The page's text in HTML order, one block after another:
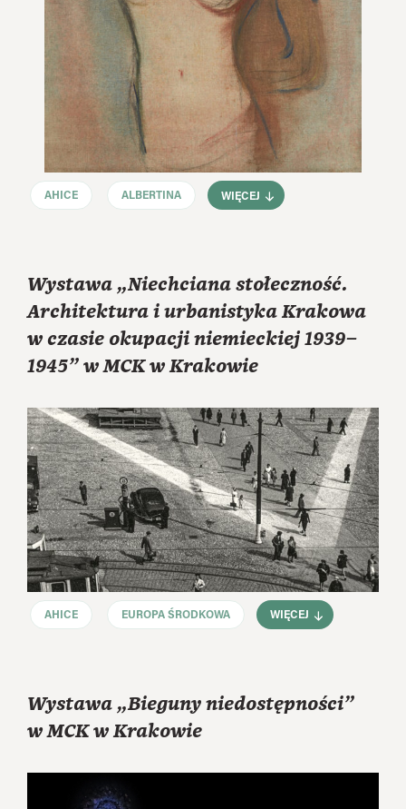
AHICE ALBERTINA WIĘCEJ
Wystawa „Niechciana stołeczność.
Architektura i urbanistyka Krakowa
w czasie okupacji niemieckiej 1939–
1945” w MCK w Krakowie
AHICE EUROPA ŚRODKOWA WIĘCEJ
Wystawa „Bieguny niedostępności”
w MCK w Krakowie